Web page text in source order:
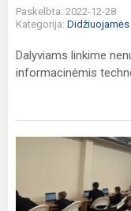
Paskelbta: 2022-12-28
Kategorija: Didžiuojamės
Dalyviams linkime
informacinėmis
Informatikos
mąstymo